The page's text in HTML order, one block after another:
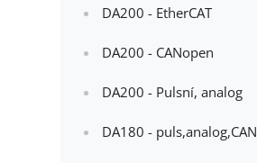
DA200 - EtherCAT
DA200 - CANopen
DA200 - Pulsní, analog
DA180 - puls,analog,CAN